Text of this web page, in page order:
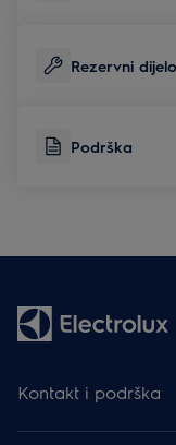
Rezervni
Podrška
Kontakt i podrška